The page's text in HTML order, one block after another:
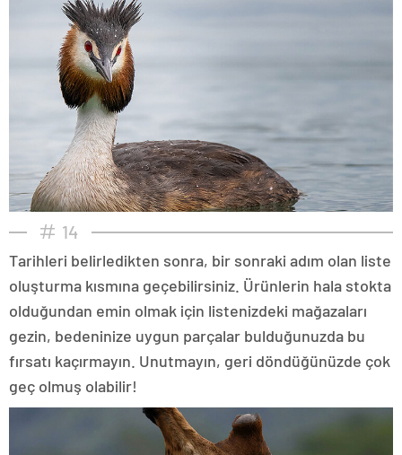
14
Tarihleri belirledikten sonra, bir sonraki adım olan liste
oluşturma kısmına geçebilirsiniz. Ürünlerin hala stokta
olduğundan emin olmak için listenizdeki mağazaları
gezin, bedeninize uygun parçalar bulduğunuzda bu
fırsatı kaçırmayın. Unutmayın, geri döndüğünüzde çok
geç olmuş olabilir!